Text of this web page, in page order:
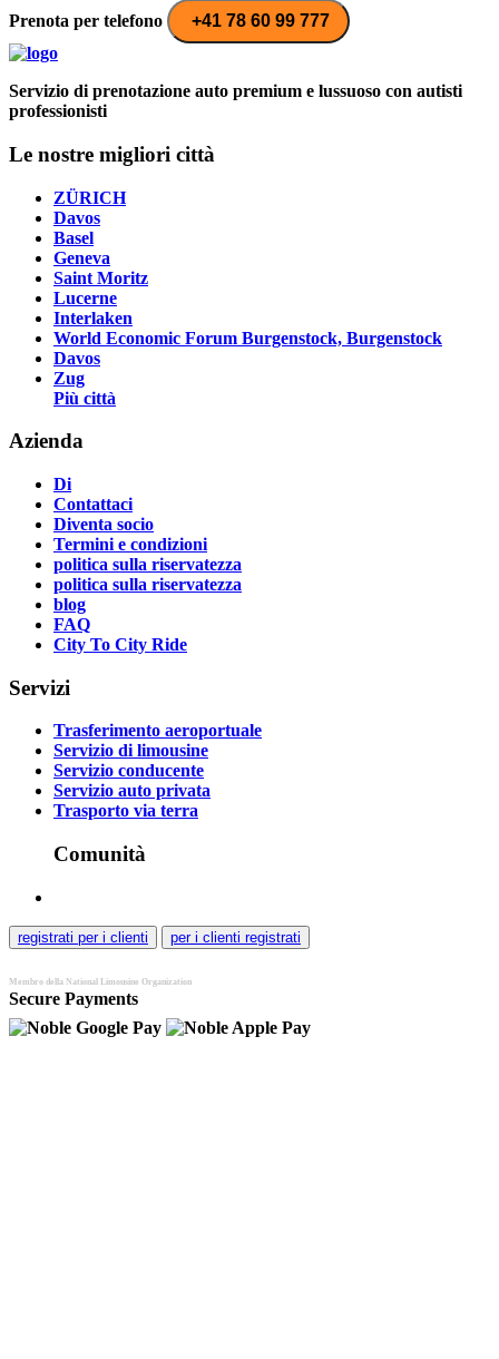
Prenota per telefono +41 78 60 99 777
Servizio di prenotazione auto premium e lussuoso con autisti
professionisti
Le nostre migliori città
ZÜRICH
Davos
Basel
Geneva
Saint Moritz
Lucerne
Interlaken
World Economic Forum Burgenstock, Burgenstock
Davos
Zug
Più città
Azienda
Di
Contattaci
Diventa socio
Termini e condizioni
politica sulla riservatezza
politica sulla riservatezza
blog
FAQ
City To City Ride
Servizi
Trasferimento aeroportuale
Servizio di limousine
Servizio conducente
Servizio auto privata
Trasporto via terra
Comunità
registrati per i clienti per i clienti registrati
Membro della National Limousine Organization
Secure Payments